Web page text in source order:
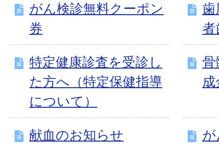
がん検診無料クーポン
券
歯
者
特定健康診査を受診し
た方へ（特定保健指導
について）
献血のお知らせ